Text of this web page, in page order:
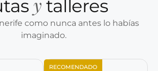
y talleres
como nunca antes lo habías
imaginado.
RECOMENDADO